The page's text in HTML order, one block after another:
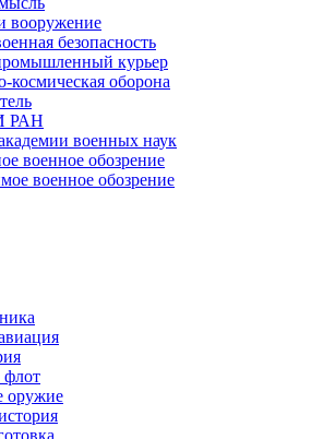
вооружение
безопасность
курьер
космическая оборона
РАН
военных наук
военное обозрение
военное обозрение
оружие